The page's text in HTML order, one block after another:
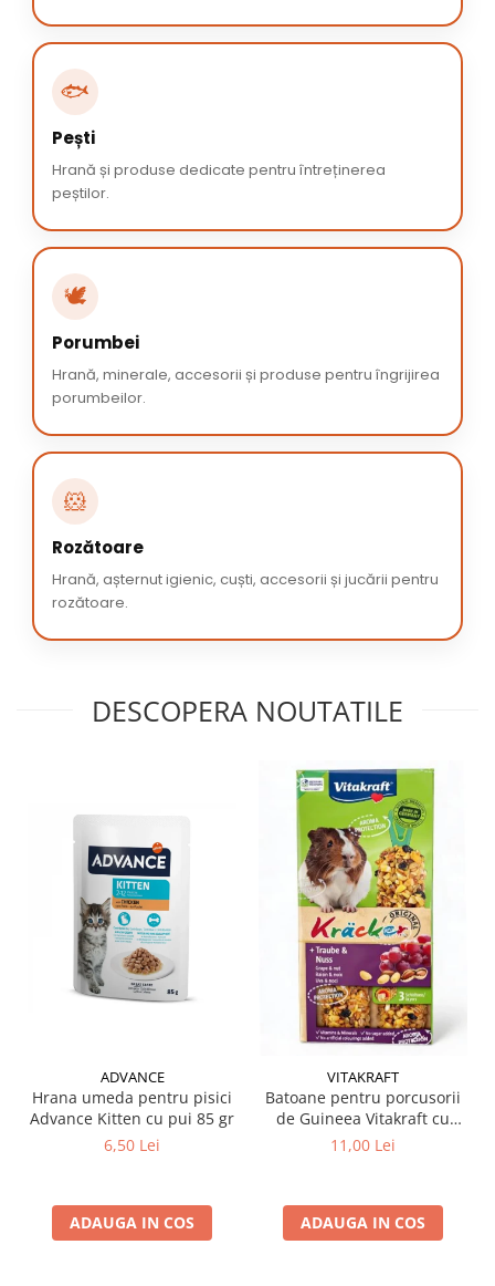
🐟
Pești
Hrană și produse dedicate pentru întreținerea
peștilor.
🕊️
Porumbei
Hrană, minerale, accesorii și produse pentru îngrijirea
porumbeilor.
🐹
Rozătoare
Hrană, așternut igienic, cuști, accesorii și jucării pentru
rozătoare.
DESCOPERA NOUTATILE
ADVANCE
Hrana umeda pentru pisici
Advance Kitten cu pui 85 gr
6,50 Lei
ADAUGA IN COS
VITAKRAFT
Batoane pentru porcusorii
de Guineea Vitakraft cu
struguri & nuci 2 buc
11,00 Lei
ADAUGA IN COS